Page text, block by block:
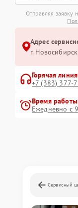
Отправляя заявку
Адрес
г.
Горячая линия
+7 (383) 377-
Время работы
Ежедневно с
Сервисный